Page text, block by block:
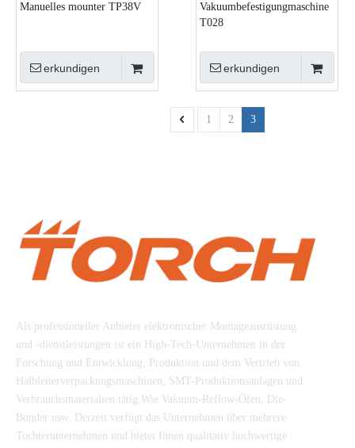
Manuelles mounter TP38V
erkundigen
Vakuumbefestigungmaschine
T028
erkundigen
1 2 3
Als professioneller Anbieter elektronischer Montageausrüstung
und -dienstleistungen ist ein High-Tech-Unternehmen in der
Forschung und Entwicklung, Produktion und dem Vertrieb von
Halbleiterverpackungsmaschinen, SMT-Produktionsanlagen und
Verbrauchsmaterialien tätig.Wie Vakuum-Reflow-Öfen, Die-
Bonder usw. Derzeit verfügt das Unternehmen über mehrere
Tochterunternehmen und bietet Ihnen qualitativ hochwertige